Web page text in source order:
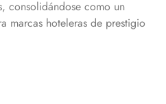
consolidándose como un
marcas hoteleras de prestigio